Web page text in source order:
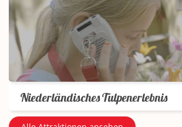
Niederländisches Tulpenerlebnis